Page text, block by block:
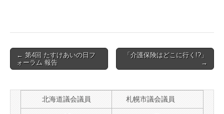
Post
navigation
← 第4回 たすけあいの日フ
ォーラム 報告
「介護保険はどこに行く!?」
→
北海道議会議員 札幌市議会議員